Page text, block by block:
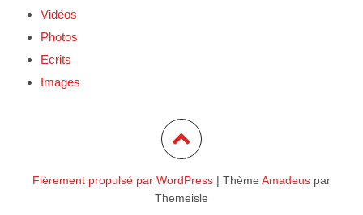
Vidéos
Photos
Ecrits
Images
Fièrement propulsé par WordPress | Thème Amadeus par
Themeisle